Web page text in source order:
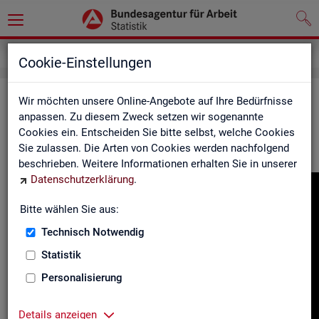
Cookie-Einstellungen
Wir möchten unsere Online-Angebote auf Ihre Bedürfnisse
anpassen. Zu diesem Zweck setzen wir sogenannte
Cookies ein. Entscheiden Sie bitte selbst, welche Cookies
Sie zulassen. Die Arten von Cookies werden nachfolgend
beschrieben. Weitere Informationen erhalten Sie in unserer
Datenschutzerklärung.
Bitte wählen Sie aus:
Technisch Notwendig
Statistik
Personalisierung
Details anzeigen
In­for­ma­tio­nen in Ge­bär­den­spra­che
Hier fin­den Sie unser In­for­ma­ti­ons­vi­deo in Deut­scher Ge­bär­
den­spra­che.
Video-
er